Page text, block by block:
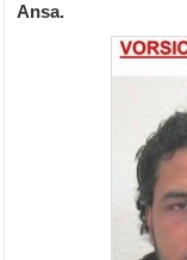
Ansa.